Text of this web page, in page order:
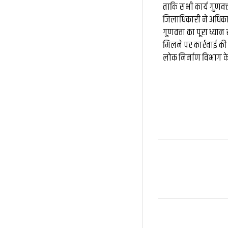
ताकि सभी कार्य
जिलाधिकारी ने
गुणवत्ता का पूरा
मिलने पर कार्रवाई
लोक निर्माण विभाग